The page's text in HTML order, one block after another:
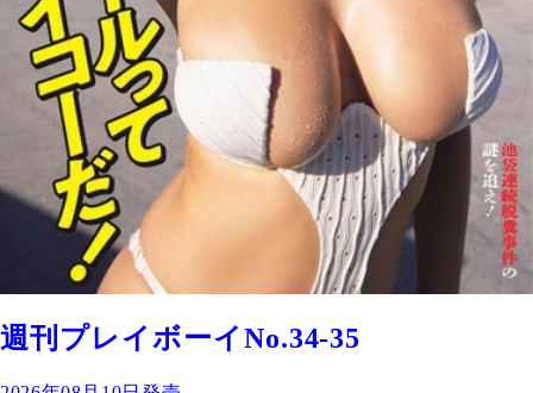
週刊プレイボーイNo.34-35